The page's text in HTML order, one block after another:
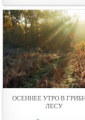
ОСЕННЕЕ УТРО В
ЛЕСУ